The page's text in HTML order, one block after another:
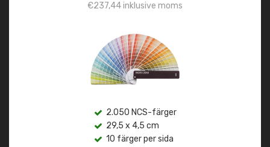
€237,44inklusive moms
2.050 NCS-färger
29,5 x 4,5 cm
10 färger per sida